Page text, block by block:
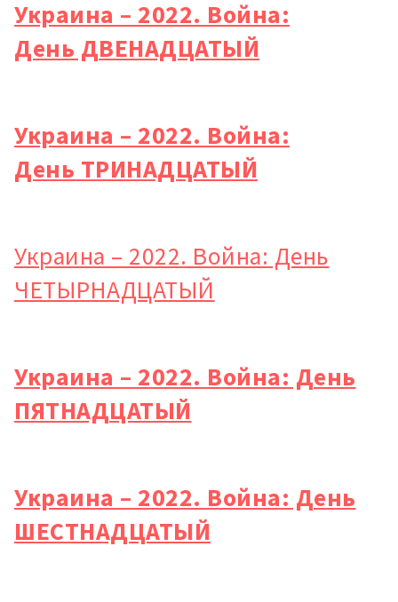
Украина – 2022. Война:
День ДВЕНАДЦАТЫЙ
Украина – 2022. Война:
День ТРИНАДЦАТЫЙ
Украина – 2022. Война: День
ЧЕТЫРНАДЦАТЫЙ
Украина – 2022. Война: День
ПЯТНАДЦАТЫЙ
Украина – 2022. Война: День
ШЕСТНАДЦАТЫЙ